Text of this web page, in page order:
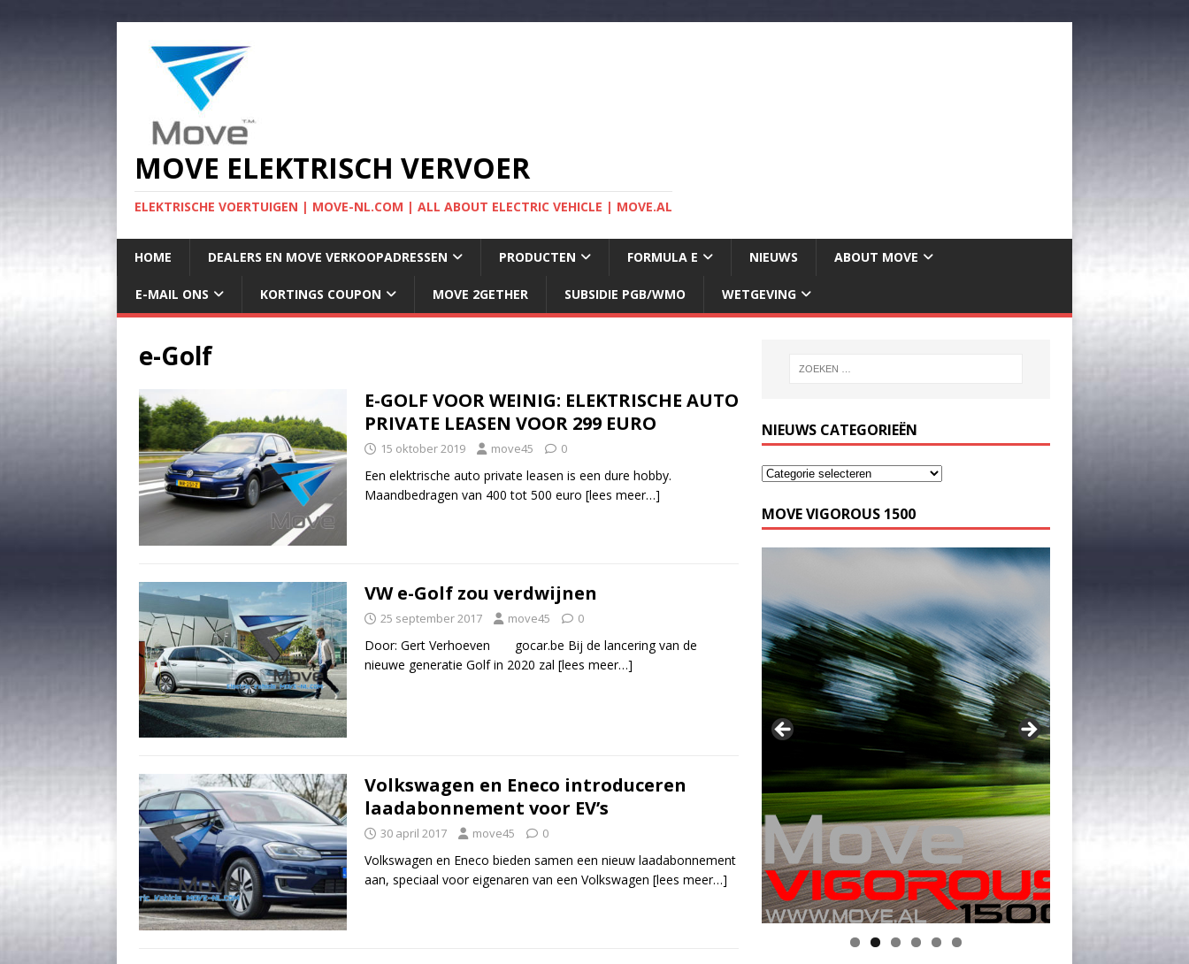
MOVE ELEKTRISCH VERVOER
ELEKTRISCHE VOERTUIGEN | MOVE-NL.COM | ALL ABOUT ELECTRIC VEHICLE | MOVE.AL
HOME DEALERS EN MOVE VERKOOPADRESSEN PRODUCTEN FORMULA E NIEUWS ABOUT MOVE
E-MAIL ONS KORTINGS COUPON MOVE 2GETHER SUBSIDIE PGB/WMO WETGEVING
e-Golf
E-GOLF VOOR WEINIG: ELEKTRISCHE AUTO
PRIVATE LEASEN VOOR 299 EURO
15 oktober 2019 move45 0
Een elektrische auto private leasen is een dure hobby.
Maandbedragen van 400 tot 500 euro [lees meer…]
VW e-Golf zou verdwijnen
25 september 2017 move45 0
Door: Gert Verhoeven gocar.be Bij de lancering van de
nieuwe generatie Golf in 2020 zal [lees meer…]
Volkswagen en Eneco introduceren
laadabonnement voor EV’s
30 april 2017 move45 0
Volkswagen en Eneco bieden samen een nieuw laadabonnement
aan, speciaal voor eigenaren van een Volkswagen [lees meer…]
NIEUWS CATEGORIEËN
MOVE VIGOROUS 1500